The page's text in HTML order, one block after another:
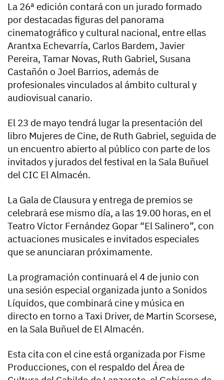
La 26ª edición contará con un jurado formado
por destacadas figuras del panorama
cinematográfico y cultural nacional, entre ellas
Arantxa Echevarría, Carlos Bardem, Javier
Pereira, Tamar Novas, Ruth Gabriel, Susana
Castañón o Joel Barrios, además de
profesionales vinculados al ámbito cultural y
audiovisual canario.
El 23 de mayo tendrá lugar la presentación del
libro Mujeres de Cine, de Ruth Gabriel, seguida de
un encuentro abierto al público con parte de los
invitados y jurados del festival en la Sala Buñuel
del CIC El Almacén.
La Gala de Clausura y entrega de premios se
celebrará ese mismo día, a las 19.00 horas, en el
Teatro Víctor Fernández Gopar “El Salinero”, con
actuaciones musicales e invitados especiales
que se anunciaran próximamente.
La programación continuará el 4 de junio con
una sesión especial organizada junto a Sonidos
Líquidos, que combinará cine y música en
directo en torno a Taxi Driver, de Martin Scorsese,
en la Sala Buñuel de El Almacén.
Esta cita con el cine está organizada por Fisme
Producciones, con el respaldo del Área de